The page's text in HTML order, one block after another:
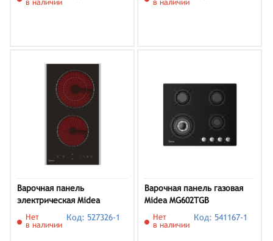
в наличии
в наличии
Варочная панель
электрическая Midea
MCH32330FX
Нет
в наличии
Код: 527326-1
Варочная панель газовая
Midea MG602TGB
Нет
в наличии
Код: 541167-1